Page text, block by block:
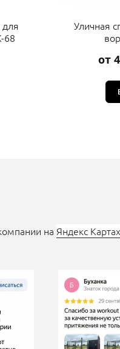
68
Уличная
от
на Яндекс Картах